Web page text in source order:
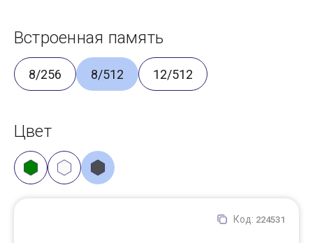
Встроенная память
8/256 8/512 12/512
Цвет
Код: 224531